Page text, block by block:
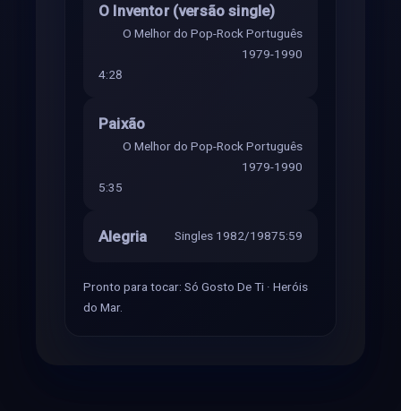
O Inventor (versão single)
O Melhor do Pop-Rock Português
1979-1990
4:28
Paixão
O Melhor do Pop-Rock Português
1979-1990
5:35
Alegria Singles 1982/19875:59
Pronto para tocar: Só Gosto De Ti · Heróis
do Mar.